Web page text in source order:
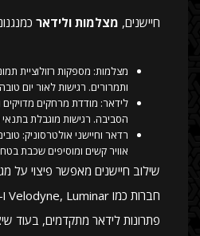
חיישנים, מצלמות ולידאר
מצלמות: מספקות רזולוציית
ותמרורים. רגישות לאור יום
לידאר: מודדת מרחקים
הסביבה. רגישות מוגבלת
רדאר וחיישני אולטרסוניק:
אוויר קשים ומוסיפים שכבת
שילוב חיישנים מאפשר פיצוי על
פתרונות לידאר מתקדמים, בעוד